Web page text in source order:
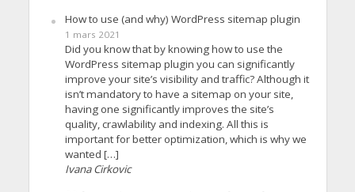
How to use (and why) WordPress sitemap plugin
1 mars 2021
Did you know that by knowing how to use the
WordPress sitemap plugin you can significantly
improve your site’s visibility and traffic? Although it
isn’t mandatory to have a sitemap on your site,
having one significantly improves the site’s
quality, crawlability and indexing. All this is
important for better optimization, which is why we
wanted […]
Ivana Cirkovic